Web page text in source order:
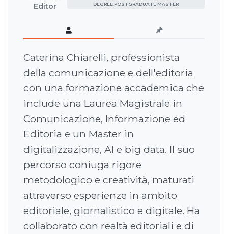
Editor
DEGREE,POSTGRADUATE MASTER
Caterina Chiarelli, professionista
della comunicazione e dell'editoria
con una formazione accademica che
include una Laurea Magistrale in
Comunicazione, Informazione ed
Editoria e un Master in
digitalizzazione, AI e big data. Il suo
percorso coniuga rigore
metodologico e creatività, maturati
attraverso esperienze in ambito
editoriale, giornalistico e digitale. Ha
collaborato con realtà editoriali e di